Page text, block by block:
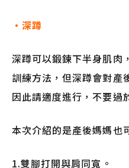
・深蹲
深蹲可以鍛鍊下半身肌肉
訓練方法，但深蹲會對產
因此請適度進行，不要過
本次介紹的是產後媽媽也
1.雙腳打開與肩同寬。